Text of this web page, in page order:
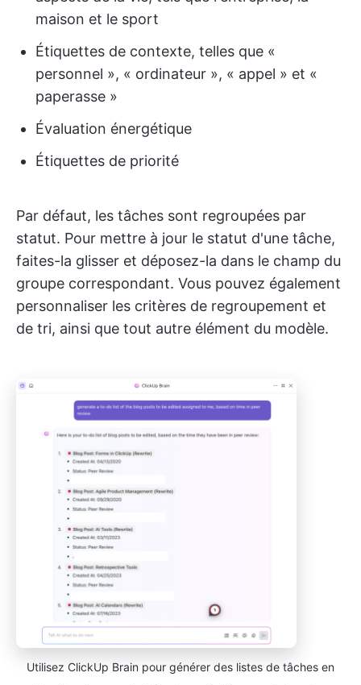
maison et le sport
Étiquettes de contexte, telles que «
personnel », « ordinateur », « appel » et «
paperasse »
Évaluation énergétique
Étiquettes de priorité
Par défaut, les tâches sont regroupées par
statut. Pour mettre à jour le statut d'une tâche,
faites-la glisser et déposez-la dans le champ du
groupe correspondant. Vous pouvez également
personnaliser les critères de regroupement et
de tri, ainsi que tout autre élément du modèle.
Utilisez ClickUp Brain pour générer des listes de tâches en